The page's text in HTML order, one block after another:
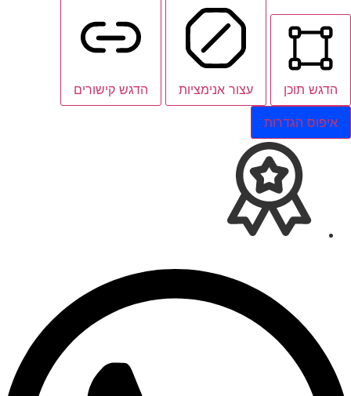
הדגש תוכן עצור אנימציות הדגש קישורים
איפוס הגדרות